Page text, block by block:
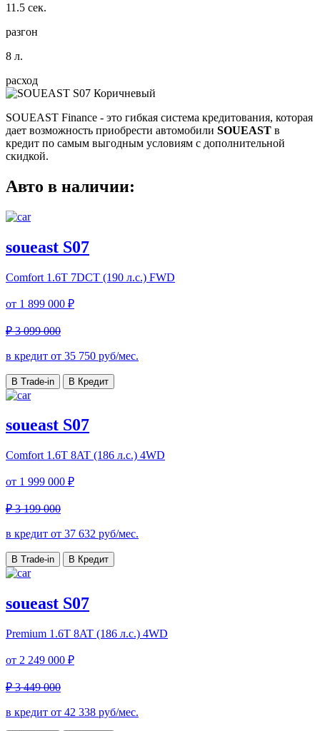
11.5 сек.
разгон
8 л.
расход
SOUEAST Finance - это гибкая система кредитования, которая
дает возможность приобрести автомобили SOUEAST в
кредит по самым выгодным условиям с дополнительной
скидкой.
Авто в наличии:
soueast S07
Comfort 1.6T 7DCT (190 л.с.) FWD
от 1 899 000 ₽
₽ 3 099 000
в кредит от 35 750 руб/мес.
В Trade-in В Кредит
soueast S07
Comfort 1.6T 8AT (186 л.с.) 4WD
от 1 999 000 ₽
₽ 3 199 000
в кредит от 37 632 руб/мес.
В Trade-in В Кредит
soueast S07
Premium 1.6T 8AT (186 л.с.) 4WD
от 2 249 000 ₽
₽ 3 449 000
в кредит от 42 338 руб/мес.